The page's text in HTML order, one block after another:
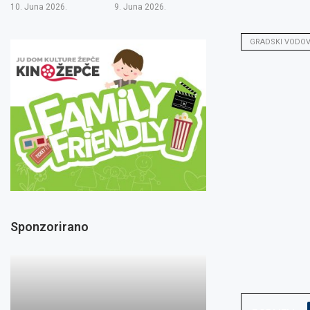
GRADSKI
10. Juna 2026. 9. Juna 2026.
Sponzorirano